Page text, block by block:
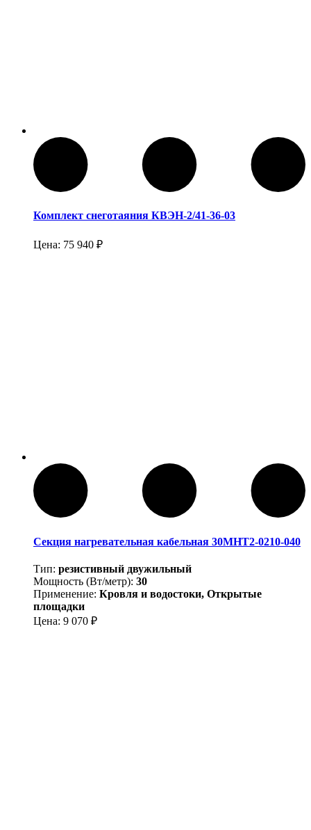
Комплект снеготаяния КВЭН-2/41-36-03
Цена: 75 940 ₽
Секция нагревательная кабельная 30МНТ2-0210-040
Тип: резистивный двужильный
Мощность (Вт/метр): 30
Применение: Кровля и водостоки, Открытые
площадки
Цена: 9 070 ₽